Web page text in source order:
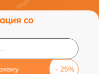
со